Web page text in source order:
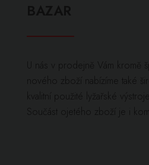
U nás v prodejně Vám kromě
nového zboží nabízíme také
kvalitní použité lyžařské
Součást ojetého zboží je i